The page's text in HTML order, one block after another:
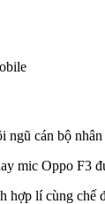
cán bộ
mic Oppo F3
lí cùng chế